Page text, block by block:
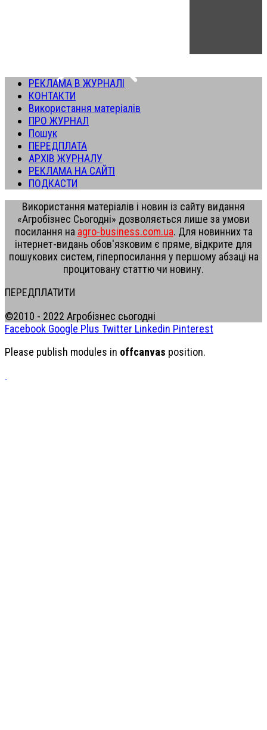
РЕКЛАМА В ЖУРНАЛІ
КОНТАКТИ
Використання матеріалів
ПРО ЖУРНАЛ
Пошук
ПЕРЕДПЛАТА
АРХІВ ЖУРНАЛУ
РЕКЛАМА НА САЙТІ
ПОДКАСТИ
Використання матеріалів і новин із сайту видання
«Агробізнес Сьогодні» дозволяється лише за умови
посилання на agro-business.com.ua. Для новинних та
інтернет-видань обов'язковим є пряме, відкрите для
пошукових систем, гіперпосилання у першому абзаці на
процитовану статтю чи новину.
ПЕРЕДПЛАТИТИ
©2010 - 2022 Агробізнес сьогодні
Facebook Google Plus Twitter Linkedin Pinterest
Please publish modules in offcanvas position.